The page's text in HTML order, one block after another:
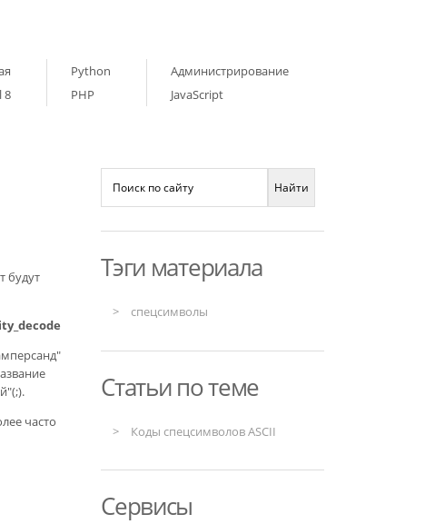
8
Python
PHP
Администрирование
JavaScript
будут
часто
Тэги материала
спецсимволы
Статьи по теме
Коды спецсимволов ASCII
Сервисы